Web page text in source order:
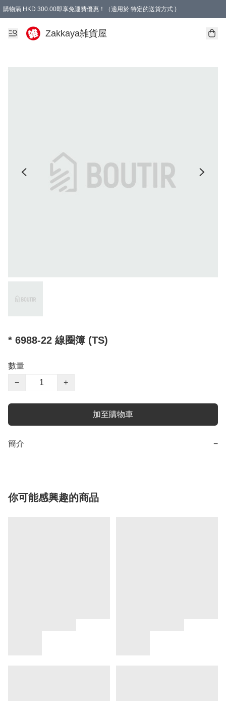
購物滿 HKD 300.00即享免運費優惠！（適用於 特定的送貨方式 )
Zakkaya雑貨屋
* 6988-22 線圈簿 (TS)
數量
−
+
加至購物車
簡介 −
你可能感興趣的商品